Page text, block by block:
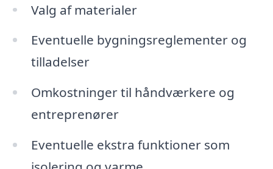
Valg af materialer
Eventuelle bygningsreglementer og
tilladelser
Omkostninger til håndværkere og
entreprenører
Eventuelle ekstra funktioner som